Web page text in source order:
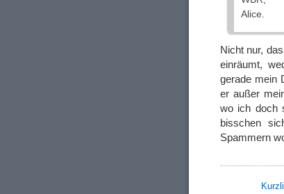
Alice.
Nicht nur,
einräumt,
gerade mein
er außer
wo ich doch
bisschen
Spammern